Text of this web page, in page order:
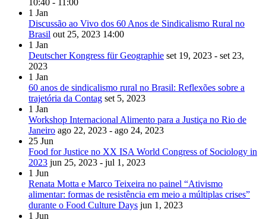
1 Jan
Discussão ao Vivo dos 60 Anos de Sindicalismo Rural no
Brasil out 25, 2023 14:00
1 Jan
Deutscher Kongress für Geographie set 19, 2023 - set 23,
2023
1 Jan
60 anos de sindicalismo rural no Brasil: Reflexões sobre a
trajetória da Contag set 5, 2023
1 Jan
Workshop Internacional Alimento para a Justiça no Rio de
Janeiro ago 22, 2023 - ago 24, 2023
25 Jun
Food for Justice no XX ISA World Congress of Sociology in
2023 jun 25, 2023 - jul 1, 2023
1 Jun
Renata Motta e Marco Teixeira no painel “Ativismo
alimentar: formas de resistência em meio a múltiplas crises”
durante o Food Culture Days jun 1, 2023
1 Jun